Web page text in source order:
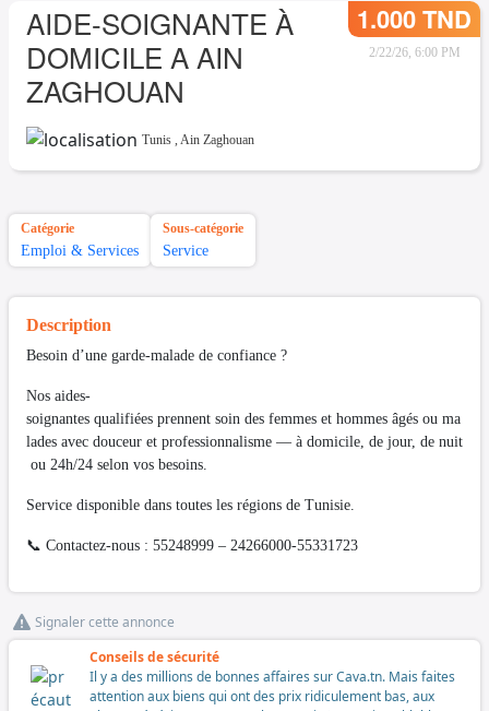
AIDE-SOIGNANTE À
DOMICILE A AIN
ZAGHOUAN
1.000 TND
2/22/26, 6:00 PM
Tunis , Ain Zaghouan
Catégorie
Emploi & Services
Sous-catégorie
Service
Description
Besoin d’une garde-malade de confiance ?
Nos aides-
soignantes qualifiées prennent soin des femmes et hommes âgés ou ma
lades avec douceur et professionnalisme — à domicile, de jour, de nuit
ou 24h/24 selon vos besoins.
Service disponible dans toutes les régions de Tunisie.
📞 Contactez-nous : 55248999 – 24266000-55331723
Signaler cette annonce
Conseils de sécurité
Il y a des millions de bonnes affaires sur Cava.tn. Mais faites
attention aux biens qui ont des prix ridiculement bas, aux